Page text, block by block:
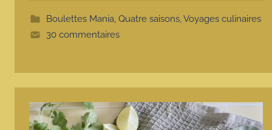
t
Boulettes Mania, Quatre saisons,Voyages culinaires
30 commentaires